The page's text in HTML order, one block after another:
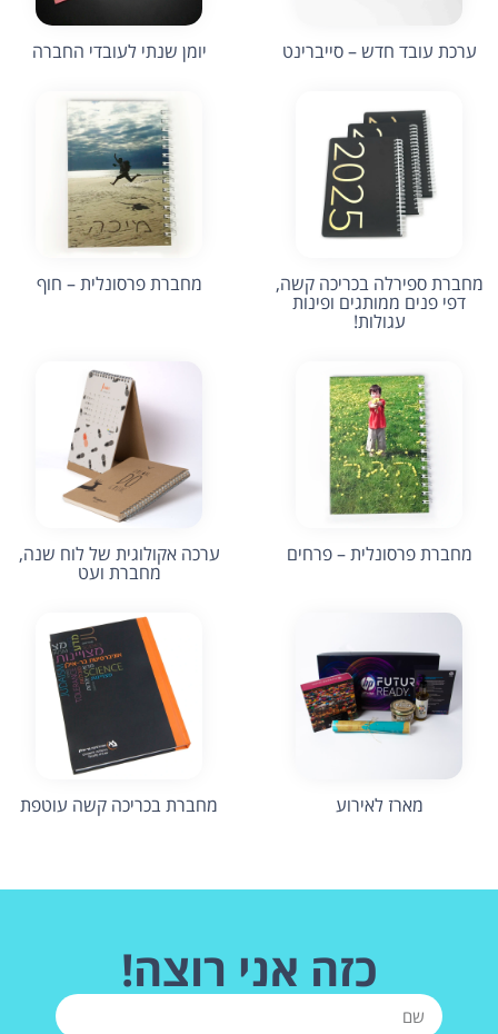
ערכת עובד חדש – סייברינט יומן שנתי לעובדי החברה
מחברת ספירלה בכריכה קשה,
דפי פנים ממותגים ופינות
עגולות!
מחברת פרסונלית – חוף
מחברת פרסונלית – פרחים ערכה אקולוגית של לוח שנה,
מחברת ועט
מארז לאירוע מחברת בכריכה קשה עוטפת
כזה אני רוצה!